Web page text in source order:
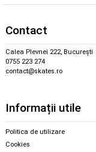
Contact
Calea Plevnei 222, București
0755 223 274
contact@skates.ro
Informații utile
Politica de utilizare
Cookies